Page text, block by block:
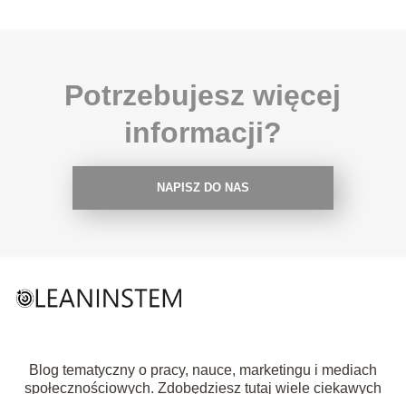
Potrzebujesz więcej
informacji?
NAPISZ DO NAS
Blog tematyczny o pracy, nauce, marketingu i mediach
społecznościowych. Zdobędziesz tutaj wiele ciekawych